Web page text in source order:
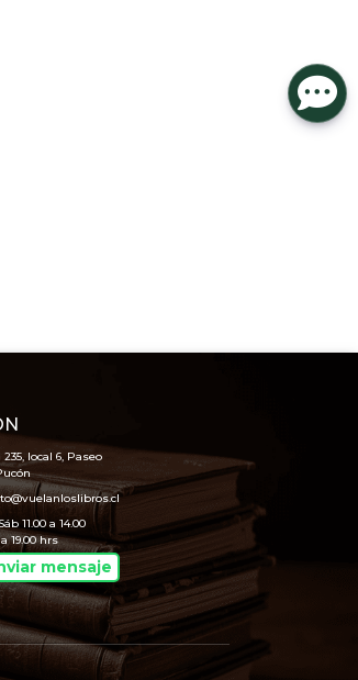
local 6, Paseo
11.00 a 14.00
19.00 hrs
mensaje